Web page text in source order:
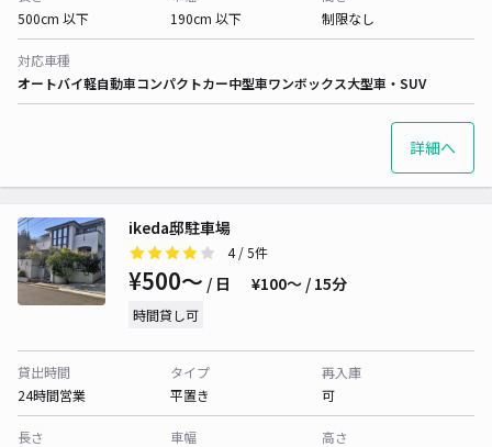
500cm 以下
190cm 以下
制限なし
対応車種
オートバイ軽自動車コンパクトカー中型車ワンボックス大型車・SUV
詳細へ
ikeda邸駐車場
4/ 5件
¥500〜 / 日 ¥100〜 / 15分
時間貸し可
貸出時間
24時間営業
タイプ
平置き
再入庫
可
長さ
車幅
高さ